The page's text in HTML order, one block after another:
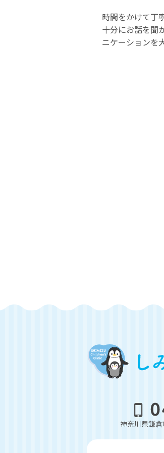
時間をかけて丁
十分にお話を聞
ニケーションを
神奈川県鎌